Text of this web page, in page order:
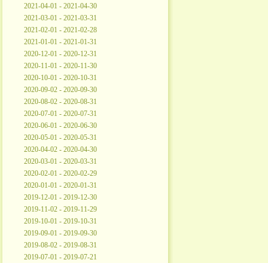
2021-04-01 - 2021-04-30
2021-03-01 - 2021-03-31
2021-02-01 - 2021-02-28
2021-01-01 - 2021-01-31
2020-12-01 - 2020-12-31
2020-11-01 - 2020-11-30
2020-10-01 - 2020-10-31
2020-09-02 - 2020-09-30
2020-08-02 - 2020-08-31
2020-07-01 - 2020-07-31
2020-06-01 - 2020-06-30
2020-05-01 - 2020-05-31
2020-04-02 - 2020-04-30
2020-03-01 - 2020-03-31
2020-02-01 - 2020-02-29
2020-01-01 - 2020-01-31
2019-12-01 - 2019-12-30
2019-11-02 - 2019-11-29
2019-10-01 - 2019-10-31
2019-09-01 - 2019-09-30
2019-08-02 - 2019-08-31
2019-07-01 - 2019-07-21